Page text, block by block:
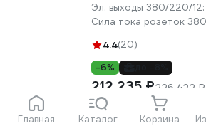
Главная Каталог Корзина
Эл. выходы 380/220/12:
Сила тока розеток
4.4(20)
-6%
212 235 ₽226 422 ₽
В корзину